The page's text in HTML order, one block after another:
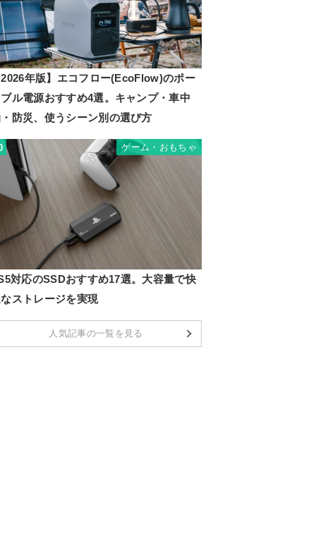
年版】エコフロー(EcoFlow)のポー
ル電源おすすめ4選。キャンプ・車中
防災、使うシーン別の選び方
ゲーム・おもちゃ
対応のSSDおすすめ17選。大容量で快
ストレージを実現
人気記事の一覧を見る